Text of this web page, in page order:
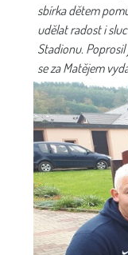
sbírka dětem
udělat radost i
Stadionu.
se za Matějem